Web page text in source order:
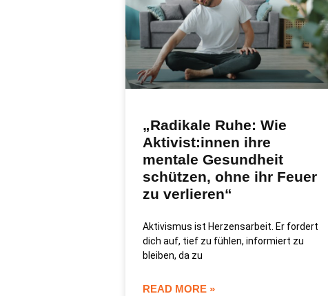
„Radikale Ruhe: Wie
Aktivist:innen ihre
mentale Gesundheit
schützen, ohne ihr Feuer
zu verlieren“
Aktivismus ist Herzensarbeit. Er fordert
dich auf, tief zu fühlen, informiert zu
bleiben, da zu
READ MORE »